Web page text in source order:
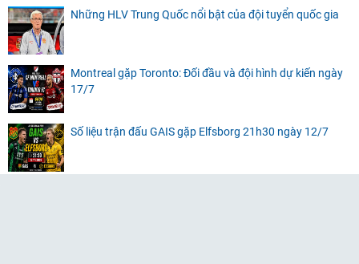
Những HLV Trung Quốc nổi bật của đội tuyển quốc gia
Montreal gặp Toronto: Đối đầu và đội hình dự kiến ngày
17/7
Số liệu trận đấu GAIS gặp Elfsborg 21h30 ngày 12/7